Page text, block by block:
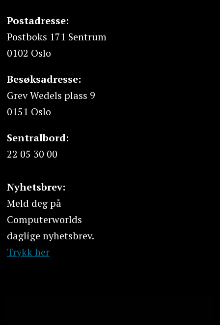
Postadresse:
Postboks 171 Sentrum
0102 Oslo
Besøksadresse:
Grev Wedels plass 9
0151 Oslo
Sentralbord:
22 05 30 00
Nyhetsbrev:
Meld deg på
Computerworlds
daglige nyhetsbrev.
Trykk her